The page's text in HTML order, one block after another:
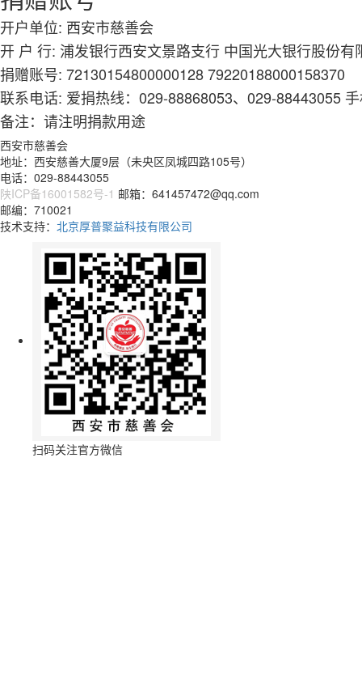
开户单位: 西安市慈善会
开 户 行: 浦发银行西安文景路支行 中国光大银行股份
捐赠账号: 72130154800000128 79220188000158370
联系电话: 爱捐热线：029-88868053、029-88443055
备注：请注明捐款用途
西安市慈善会
地址：西安慈善大厦9层（未央区凤城四路105号）
电话：029-88443055
陕ICP备16001582号-1 邮箱：641457472@qq.com
邮编：710021
技术支持： 北京厚普聚益科技有限公司
扫码关注官方微信